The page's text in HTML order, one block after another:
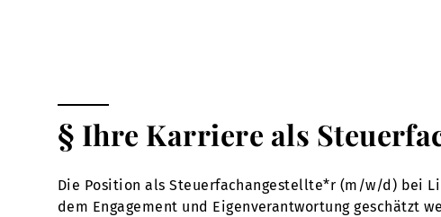
§ Ihre Karriere als
Die Position als Steuerfachangestellte*r (m/w/d) bei
dem Engagement und Eigenverantwortung